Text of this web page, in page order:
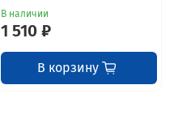
В наличии
1 510 ₽
В корзину